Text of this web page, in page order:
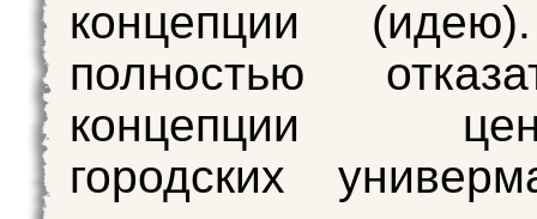
концепции
полностью
концепции
городских